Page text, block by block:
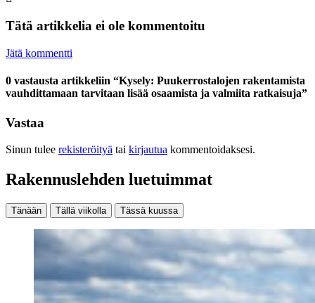
Tätä artikkelia ei ole kommentoitu
Jätä kommentti
0 vastausta artikkeliin “Kysely: Puukerrostalojen rakentamista
vauhdittamaan tarvitaan lisää osaamista ja valmiita ratkaisuja”
Vastaa
Sinun tulee rekisteröityä tai kirjautua kommentoidaksesi.
Rakennuslehden luetuimmat
Tänään Tällä viikolla Tässä kuussa